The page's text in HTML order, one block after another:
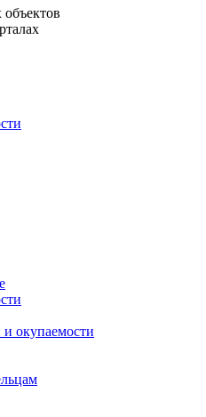
и окупаемости